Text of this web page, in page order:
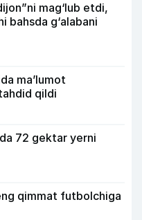
mag‘lub etdi,
bahsda g‘alabani
ma’lumot
qildi
72 gektar yerni
qimmat futbolchiga